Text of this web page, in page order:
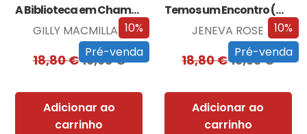
10%
Pré-venda
A Biblioteca em Chamas
GILLY MACMILLAN
18,80€16,93€
Adicionar ao
carrinho
10%
Pré-venda
Temos um Encontro (Outra Vez)
JENEVA ROSE
18,80€16,93€
Adicionar ao
carrinho